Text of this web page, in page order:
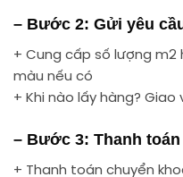
– Bước 2: Gửi yêu
+ Cung cấp số lượng
màu nếu có
+ Khi nào lấy hàng? Giao
– Bước 3: Thanh toán
+ Thanh toán chuyển